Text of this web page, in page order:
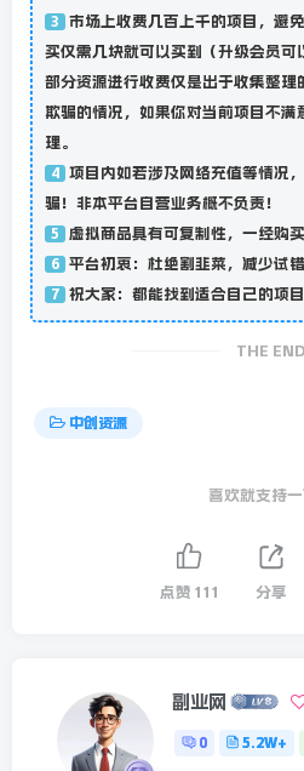
3 市场上收费几百上千的项目，避
买仅需几块就可以买到（升级会员可
部分资源进行收费仅是出于收集整理
欺骗的情况，如果你对当前项目不满
理。
4 项目内如若涉及网络充值等情况
骗！非本平台自营业务概不负责！
5 虚拟商品具有可复制性，一经购
6 平台初衷：杜绝割韭菜，减少试错
7 祝大家：都能找到适合自己的项目
THE END
中创资源
喜欢就支持
点赞 111 分享
副业网
0 5.2W+